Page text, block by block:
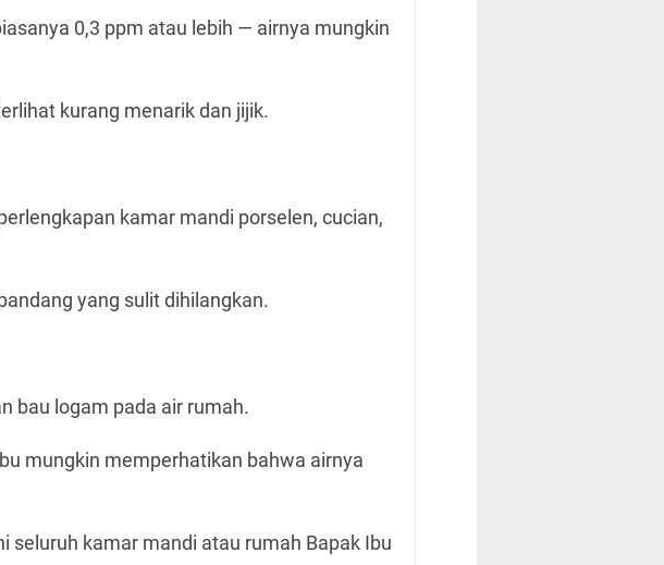
0,3 ppm atau lebih — airnya mungkin
kurang menarik dan jijik.
kamar mandi porselen, cucian,
yang sulit dihilangkan.
bau logam pada air rumah.
mungkin memperhatikan bahwa airnya
seluruh kamar mandi atau rumah Bapak Ibu